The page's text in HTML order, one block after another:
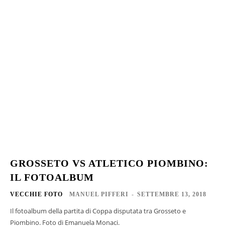
GROSSETO VS ATLETICO PIOMBINO:
IL FOTOALBUM
VECCHIE FOTO MANUEL PIFFERI - SETTEMBRE 13, 2018
Il fotoalbum della partita di Coppa disputata tra Grosseto e
Piombino. Foto di Emanuela Monaci.